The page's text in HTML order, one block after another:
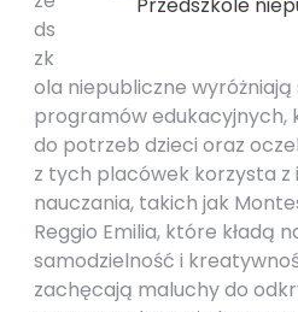
Przedszkole
ds
zk
ola niepubliczne
programów edukacyjnych,
do potrzeb dzieci oraz
z tych placówek korzysta
nauczania, takich jak
Reggio Emilia, które kładą
samodzielność i
zachęcają maluchy do